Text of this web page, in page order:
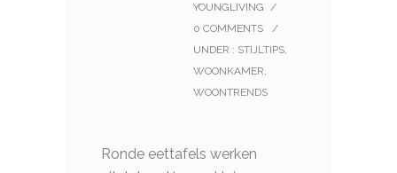
YOUNGLIVING /
0 COMMENTS
/
UNDER : STIJLTIPS,
WOONKAMER,
WOONTRENDS
Ronde eettafels werken